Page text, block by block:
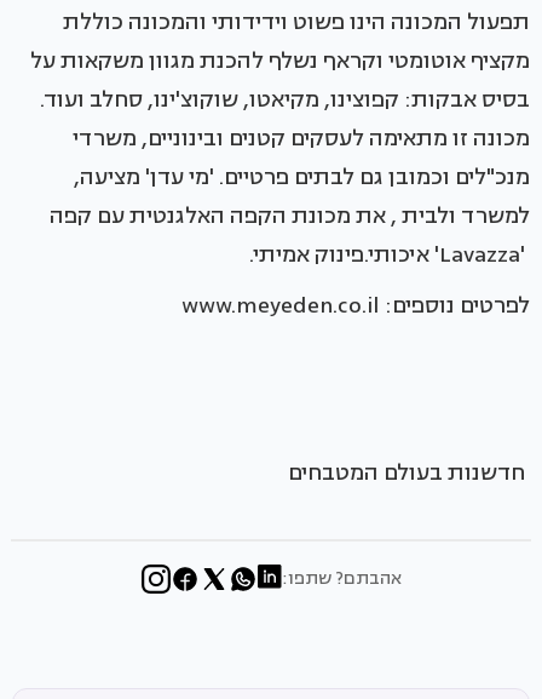
תפעול המכונה הינו פשוט וידידותי והמכונה כוללת
מקציף אוטומטי וקראף נשלף להכנת מגוון משקאות על
בסיס אבקות: קפוצינו, מקיאטו, שוקוצ'ינו, סחלב ועוד.
מכונה זו מתאימה לעסקים קטנים ובינוניים, משרדי
מנכ"לים וכמובן גם לבתים פרטיים. 'מי עדן' מציעה,
למשרד ולבית , את מכונת הקפה האלגנטית עם קפה
'Lavazza' איכותי.פינוק אמיתי.
לפרטים נוספים: www.meyeden.co.il
חדשנות בעולם המטבחים
אהבתם? שתפו: